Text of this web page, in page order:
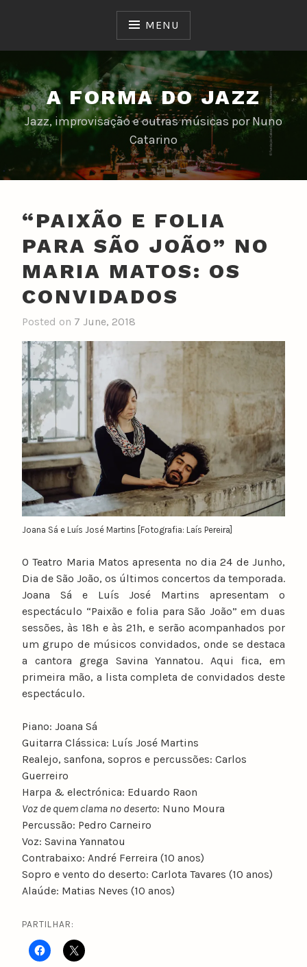
MENU
A FORMA DO JAZZ
Jazz, improvisação e outras músicas por Nuno
Catarino
“PAIXÃO E FOLIA
PARA SÃO JOÃO” NO
MARIA MATOS: OS
CONVIDADOS
Posted on 7 June, 2018
y
n
o
c
a
t
a
r
i
n
o
Joana Sá e Luís José Martins [Fotografia: Laís Pereira]
O Teatro Maria Matos apresenta no dia 24 de Junho,
Dia de São João, os últimos concertos da temporada.
Joana Sá e Luís José Martins apresentam o
espectáculo “Paixão e folia para São João” em duas
sessões, às 18h e às 21h, e serão acompanhados por
um grupo de músicos convidados, onde se destaca
a cantora grega Savina Yannatou. Aqui fica, em
primeira mão, a lista completa de convidados deste
espectáculo.
Piano: Joana Sá
Guitarra Clássica: Luís José Martins
Realejo, sanfona, sopros e percussões: Carlos
Guerreiro
Harpa & electrónica: Eduardo Raon
Voz de quem clama no deserto: Nuno Moura
Percussão: Pedro Carneiro
Voz: Savina Yannatou
Contrabaixo: André Ferreira (10 anos)
Sopro e vento do deserto: Carlota Tavares (10 anos)
Alaúde: Matias Neves (10 anos)
PARTILHAR: